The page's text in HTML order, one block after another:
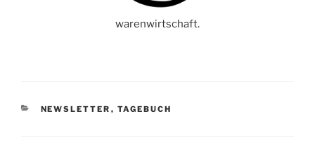
warenwirtschaft.
KATEGORIEN
NEWSLETTER , TAGEBUCH